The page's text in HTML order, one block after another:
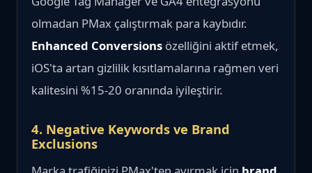
olmadan PMax çalıştırmak para kaybıdır.
Enhanced Conversions özelliğini aktif etmek,
iOS'ta artan gizlilik kısıtlamalarına rağmen veri
kalitesini %15-20 oranında iyileştirir.
4. Negative Keywords ve Brand
Exclusions